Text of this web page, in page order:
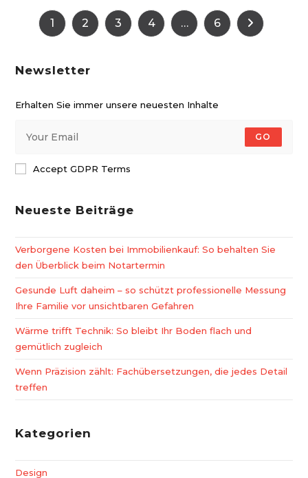
Entdecken
Kreative
1 2 3 4 … 6 Zur
Newsletter
Erhalten Sie immer unsere neuesten Inhalte
GO
Accept GDPR Terms
Neueste Beiträge
Verborgene Kosten bei Immobilienkauf: So behalten Sie
den Überblick beim Notartermin
Gesunde Luft daheim – so schützt professionelle Messung
Ihre Familie vor unsichtbaren Gefahren
Wärme trifft Technik: So bleibt Ihr Boden flach und
gemütlich zugleich
Wenn Präzision zählt: Fachübersetzungen, die jedes Detail
treffen
Kategorien
Design